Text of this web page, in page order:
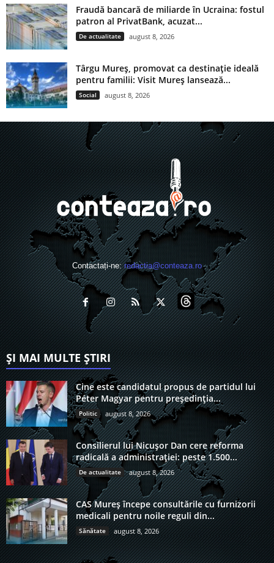
Fraudă bancară de miliarde în Ucraina: fostul
patron al PrivatBank, acuzat...
De actualitate august 8, 2026
Târgu Mureș, promovat ca destinație ideală
pentru familii: Visit Mureș lansează...
Social august 8, 2026
Contactați-ne:redactia@conteaza.ro
ȘI MAI MULTE ȘTIRI
Cine este candidatul propus de partidul lui
Péter Magyar pentru președinția...
Politic august 8, 2026
Consilierul lui Nicușor Dan cere reforma
radicală a administrației: peste 1.500...
De actualitate august 8, 2026
CAS Mureș începe consultările cu furnizorii
medicali pentru noile reguli din...
Sănătate august 8, 2026